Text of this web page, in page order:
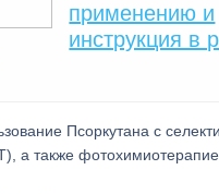
применению и
инструкция в
Псоркутана с
а также